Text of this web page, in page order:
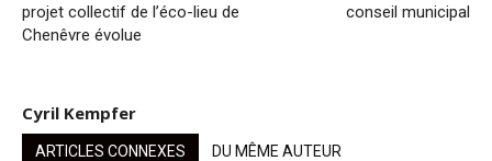
projet collectif de l’éco-lieu de
Chenêvre évolue
conseil municipal
Cyril Kempfer
ARTICLES CONNEXES DU MÊME AUTEUR